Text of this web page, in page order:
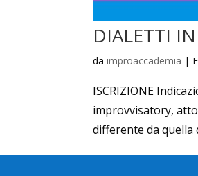
DIALETTI
daimproaccademia |
ISCRIZIONE
improvvisatory,
differente da quella